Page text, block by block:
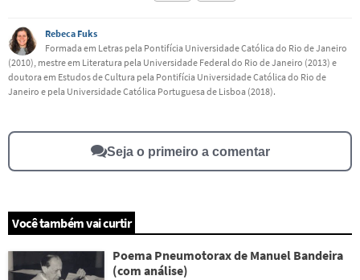
Este conteúdo contém informação incorreta
Este conteúdo não tem a informação que procuro
Rebeca Fuks
Formada em Letras pela Pontifícia Universidade Católica do Rio de Janeiro
(2010), mestre em Literatura pela Universidade Federal do Rio de Janeiro (2013) e
doutora em Estudos de Cultura pela Pontifícia Universidade Católica do Rio de
Janeiro e pela Universidade Católica Portuguesa de Lisboa (2018).
Seja o primeiro a comentar
Você também vai curtir
Poema Pneumotorax de Manuel Bandeira
(com análise)